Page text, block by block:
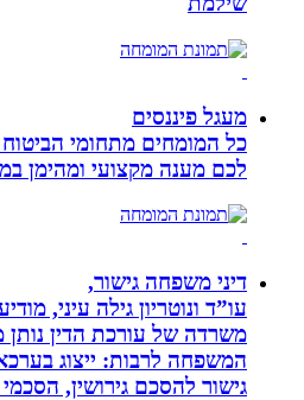
מעגל פיננסים
כל המומחים מתחומי הביטוח
לכם מענה מקצועי ומהימן במגוון
דיני משפחה גישור,
עו”ד ונוטריון גילה עיני,
משרדה של עורכת הדין נותן מענה
המשפחה לרבות: ייצוג בערכאות,
גישור להסכם גירושין, הסכמי ממון,